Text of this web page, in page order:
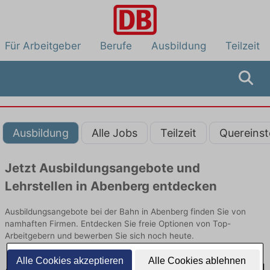
Alle Cookies akzeptieren Alle Cookies ablehnen
Für Arbeitgeber Berufe Ausbildung Teilzeit
Ausbildung Alle Jobs Teilzeit
Jetzt Ausbildungsangebote und
Lehrstellen in Abenberg entdecken
Ausbildungsangebote bei der Bahn in Abenberg finden Sie von
namhaften Firmen. Entdecken Sie freie Optionen von Top-
Arbeitgebern und bewerben Sie sich noch heute.